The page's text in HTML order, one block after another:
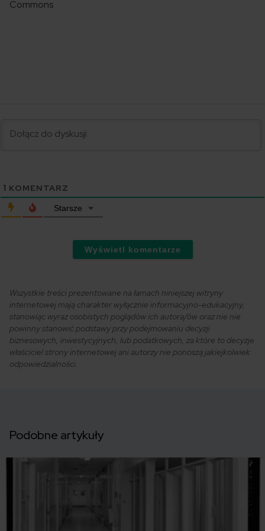
Commons
1 KOMENTARZ
Starsze
Wyświetl komentarze
Wszystkie treści prezentowane na łamach niniejszej witryny
internetowej mają charakter wyłącznie informacyjno-edukacyjny,
stanowiąc wyraz osobistych poglądów ich autora/ów oraz nie nie
powinny stanowić podstawy przy podejmowaniu decyzji
biznesowych, inwestycyjnych, lub podatkowych, za które to decyzje
właściciel strony internetowej ani autorzy nie ponoszą jakiejkolwiek
odpowiedzialności.
Podobne artykuły